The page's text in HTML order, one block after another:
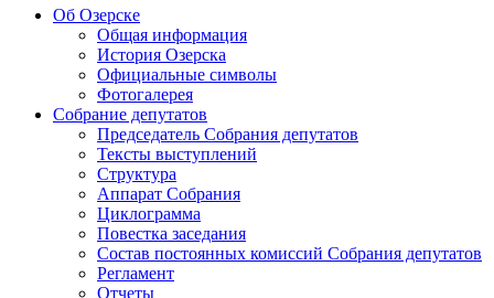
Об Озерске
Общая информация
История Озерска
Официальные символы
Фотогалерея
Собрание депутатов
Председатель Собрания депутатов
Тексты выступлений
Структура
Аппарат Собрания
Циклограмма
Повестка заседания
Состав постоянных комиссий Собрания депутатов
Регламент
Отчеты